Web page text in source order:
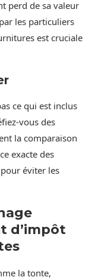
perd de sa valeur
les particuliers
est cruciale
ce qui est inclus
vous des
la comparaison
exacte des
éviter les
d’impôt
la tonte,